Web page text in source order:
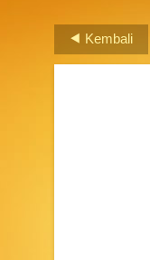
Kembali